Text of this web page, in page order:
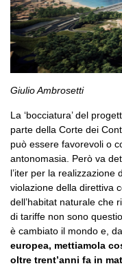
Giulio Ambrosetti
La ‘bocciatura’ del
parte della Corte dei
può essere favorevoli o
antonomasia. Però va
l’iter per la realizzazione
violazione della direttiva
dell’habitat naturale che
di tariffe non sono
è cambiato il mondo e,
europea, mettiamola
oltre trent’anni fa in